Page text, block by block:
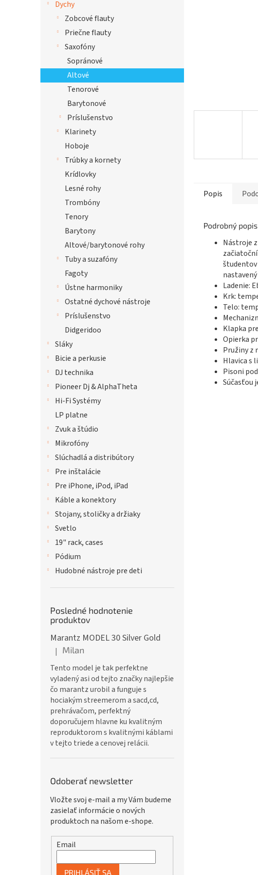
Dychy
Zobcové flauty
Priečne flauty
Saxofóny
Sopránové
Altové
Tenorové
Barytonové
Príslušenstvo
Klarinety
Hoboje
Trúbky a kornety
Krídlovky
Lesné rohy
Trombóny
Tenory
Barytony
Altové/barytonové rohy
Tuby a suzafóny
Fagoty
Ústne harmoniky
Ostatné dychové nástroje
Príslušenstvo
Didgeridoo
Sláky
Bicie a perkusie
DJ technika
Pioneer Dj & AlphaTheta
Hi-Fi Systémy
LP platne
Zvuk a štúdio
Mikrofóny
Slúchadlá a distribútory
Pre inštalácie
Pre iPhone, iPod, iPad
Káble a konektory
Stojany, stoličky a držiaky
Svetlo
19" rack, cases
Pódium
Hudobné nástroje pre deti
Posledné hodnotenie
produktov
Marantz MODEL 30 Silver Gold
Hodnotenie produktu je 5 z 5 hviezdičiek.
| Milan
Tento model je tak perfektne
vyladený asi od tejto značky najlepšie
čo marantz urobil a funguje s
hociakým streemerom a sacd,cd,
prehrávačom, perfektný
doporučujem hlavne ku kvalitným
reproduktorom s kvalitnými káblami
v tejto triede a cenovej relácii.
Odoberať newsletter
Vložte svoj e-mail a my Vám budeme
zasielať informácie o nových
produktoch na našom e-shope.
Email
PRIHLÁSIŤ SA
Popis
Podrobný popis
Nástroje
študentov
nastavený
Ladenie:
Krk:
Telo:
Klapka
Opierka
Pružiny z
Hlavica s
Pisoni
Súčasťou